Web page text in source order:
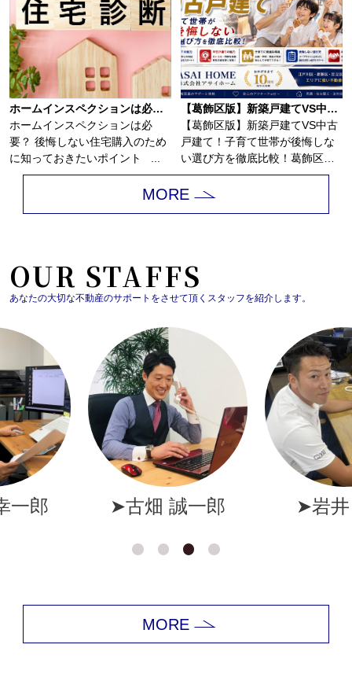
ホームインスペクションは必要？
ホームインスペクションは必
要？ 後悔しない住宅購入のため
【葛飾区版】新築戸建てVS中古戸建て！子育て世帯が後悔しない選び方を徹底比較！
【葛飾区版】新築戸建てVS中古
戸建て！子育て世帯が後悔しな
い選び方を徹底比較！葛飾区で
マイホームを検...
MORE
OUR STAFFS
あなたの大切な不動産のサポートをさせて頂くスタッフを紹介します。
一郎 ➤古畑 誠一郎 ➤岩
MORE